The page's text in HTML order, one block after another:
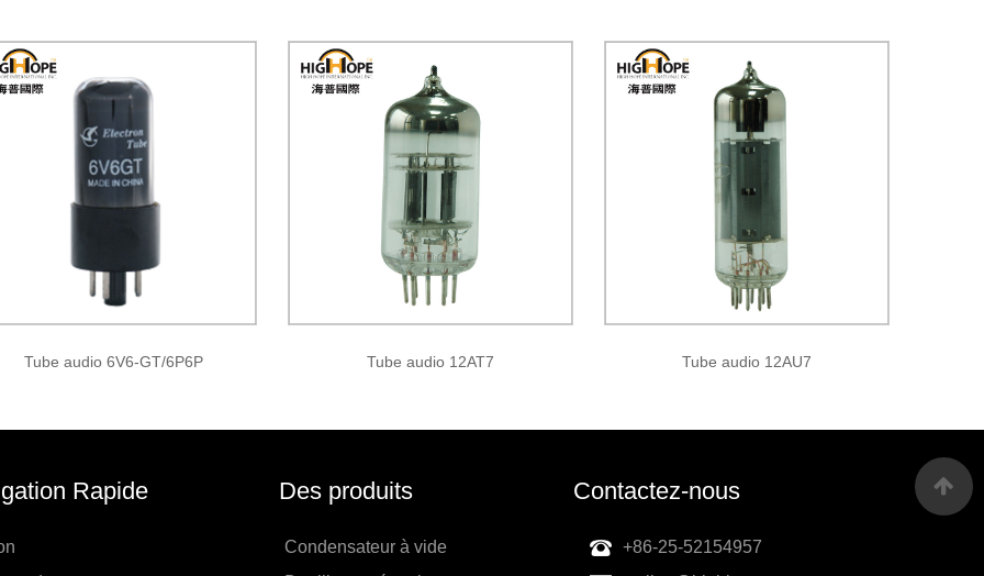
Tube audio 6V6-GT/6P6P Tube audio 12AT7 Tube audio 12AU7
Rapide Des produits
Condensateur à vide
Contactez-nous
+86-25-52154957